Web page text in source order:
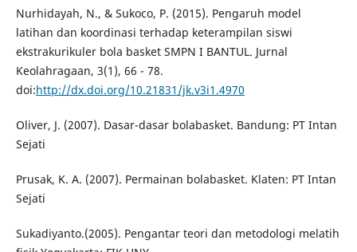
Nurhidayah, N., & Sukoco, P. (2015). Pengaruh model
latihan dan koordinasi terhadap keterampilan siswi
ekstrakurikuler bola basket SMPN I BANTUL. Jurnal
Keolahragaan, 3(1), 66 - 78.
doi:http://dx.doi.org/10.21831/jk.v3i1.4970
Oliver, J. (2007). Dasar-dasar bolabasket. Bandung: PT Intan
Sejati
Prusak, K. A. (2007). Permainan bolabasket. Klaten: PT Intan
Sejati
Sukadiyanto.(2005). Pengantar teori dan metodologi melatih